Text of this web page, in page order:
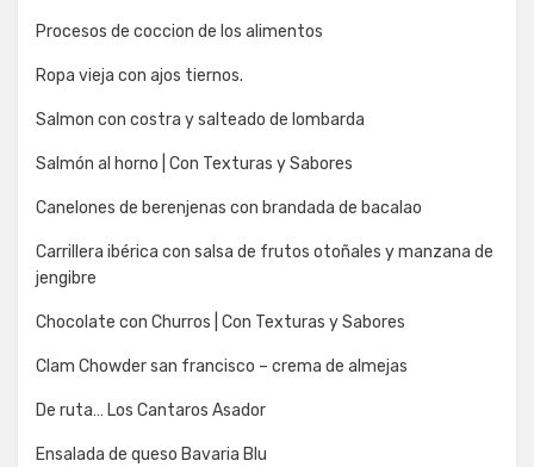
Procesos de coccion de los alimentos
Ropa vieja con ajos tiernos.
Salmon con costra y salteado de lombarda
Salmón al horno | Con Texturas y Sabores
Canelones de berenjenas con brandada de bacalao
Carrillera ibérica con salsa de frutos otoñales y manzana de
jengibre
Chocolate con Churros | Con Texturas y Sabores
Clam Chowder san francisco – crema de almejas
De ruta… Los Cantaros Asador
Ensalada de queso Bavaria Blu